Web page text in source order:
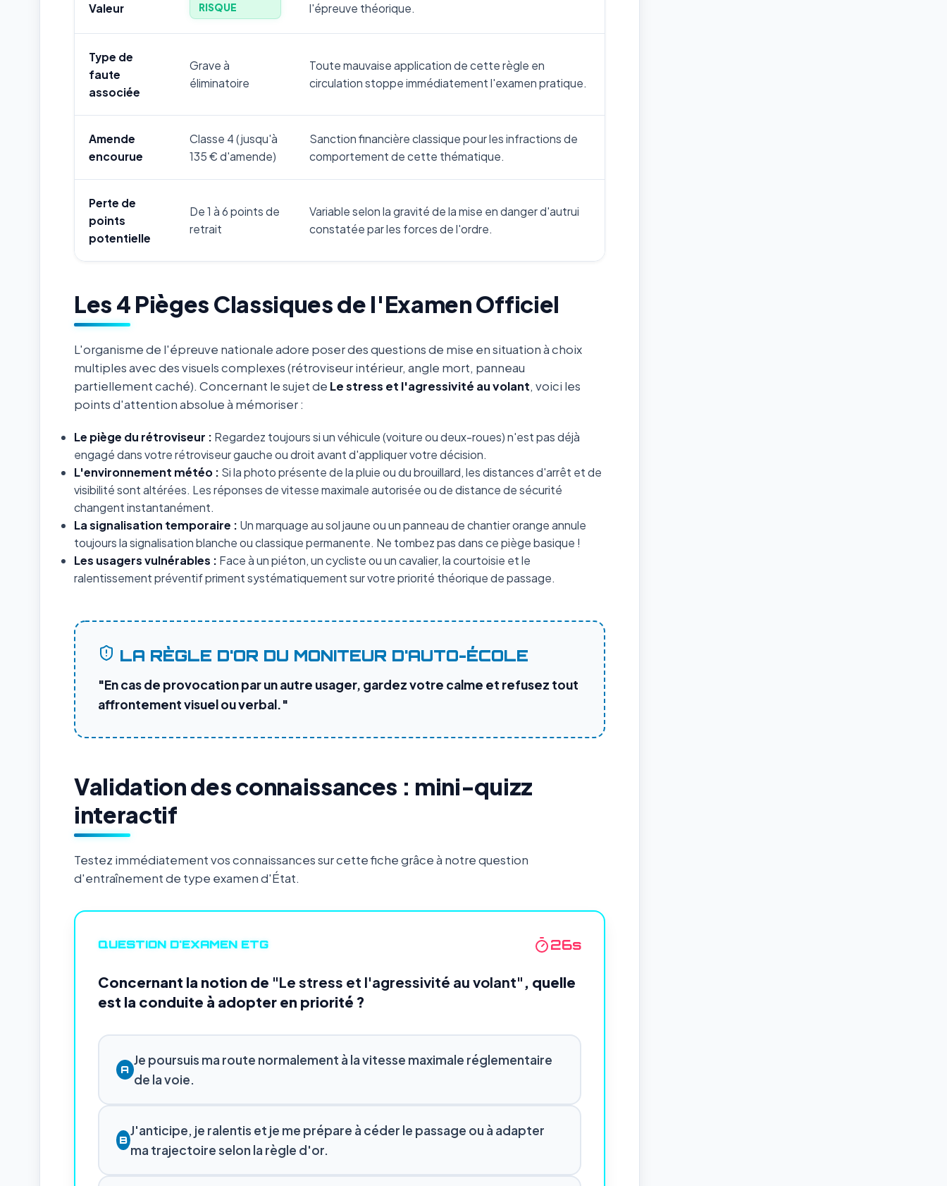
Valeur
RISQUE
l'épreuve théorique.
Type de
faute
associée
Grave à
éliminatoire
Toute mauvaise application de cette règle en
circulation stoppe immédiatement l'examen pratique.
Amende
encourue
Classe 4 (jusqu'à
135 € d'amende)
Sanction financière classique pour les infractions de
comportement de cette thématique.
Perte de
points
potentielle
De 1 à 6 points de
retrait
Variable selon la gravité de la mise en danger d'autrui
constatée par les forces de l'ordre.
Les 4 Pièges Classiques de l'Examen Officiel
L'organisme de l'épreuve nationale adore poser des questions de mise en situation à choix
multiples avec des visuels complexes (rétroviseur intérieur, angle mort, panneau
partiellement caché). Concernant le sujet de Le stress et l'agressivité au volant, voici les
points d'attention absolue à mémoriser :
Le piège du rétroviseur : Regardez toujours si un véhicule (voiture ou deux-roues) n'est pas déjà
engagé dans votre rétroviseur gauche ou droit avant d'appliquer votre décision.
L'environnement météo : Si la photo présente de la pluie ou du brouillard, les distances d'arrêt et de
visibilité sont altérées. Les réponses de vitesse maximale autorisée ou de distance de sécurité
changent instantanément.
La signalisation temporaire : Un marquage au sol jaune ou un panneau de chantier orange annule
toujours la signalisation blanche ou classique permanente. Ne tombez pas dans ce piège basique !
Les usagers vulnérables : Face à un piéton, un cycliste ou un cavalier, la courtoisie et le
ralentissement préventif priment systématiquement sur votre priorité théorique de passage.
LA RÈGLE D'OR DU MONITEUR D'AUTO-ÉCOLE
"En cas de provocation par un autre usager, gardez votre calme et refusez tout
affrontement visuel ou verbal."
Validation des connaissances : mini-quizz
interactif
Testez immédiatement vos connaissances sur cette fiche grâce à notre question
d'entraînement de type examen d'État.
QUESTION D'EXAMEN ETG 25s
Concernant la notion de "Le stress et l'agressivité au volant" , quelle
est la conduite à adopter en priorité ?
A
Je poursuis ma route normalement à la vitesse maximale réglementaire
de la voie.
B
J'anticipe, je ralentis et je me prépare à céder le passage ou à adapter
ma trajectoire selon la règle d'or.